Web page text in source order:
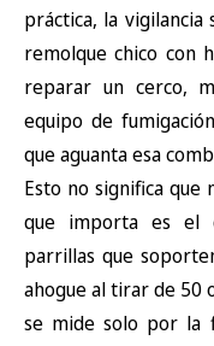
práctica, la
remolque chico con
reparar un cerco,
equipo de
que aguanta esa
Esto no significa que
que importa es el
parrillas que
ahogue al tirar de 50
se mide solo por la